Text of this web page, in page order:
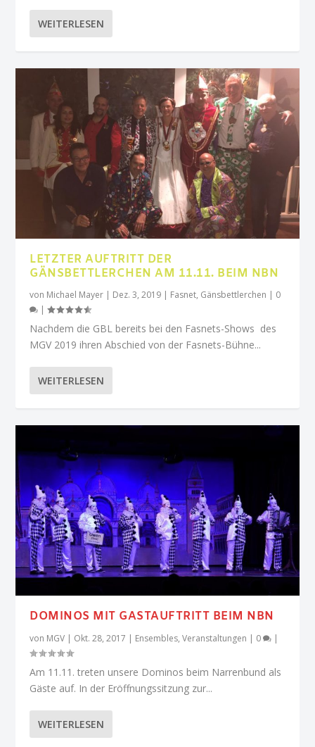
WEITERLESEN
LETZTER AUFTRITT DER
GÄNSBETTLERCHEN AM 11.11. BEIM NBN
von Michael Mayer | Dez. 3, 2019 | Fasnet, Gänsbettlerchen | 0
|
Nachdem die GBL bereits bei den Fasnets-Shows des
MGV 2019 ihren Abschied von der Fasnets-Bühne...
WEITERLESEN
DOMINOS MIT GASTAUFTRITT BEIM NBN
von MGV | Okt. 28, 2017 | Ensembles,Veranstaltungen | 0 |
Am 11.11. treten unsere Dominos beim Narrenbund als
Gäste auf. In der Eröffnungssitzung zur...
WEITERLESEN